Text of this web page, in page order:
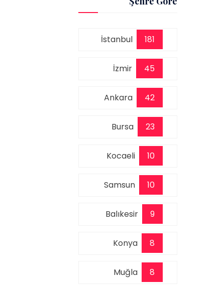
İstanbul 181
İzmir 45
Ankara 42
Bursa 23
Kocaeli 10
Samsun 10
Balıkesir 9
Konya 8
Muğla 8